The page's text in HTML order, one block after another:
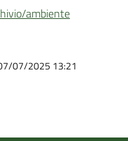
ambiente
07/2025 13:21